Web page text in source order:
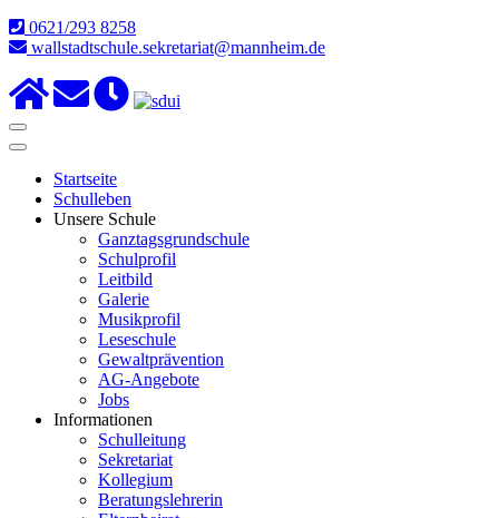
0621/293 8258
wallstadtschule.sekretariat@mannheim.de
Startseite
Schulleben
Unsere Schule
Ganztagsgrundschule
Schulprofil
Leitbild
Galerie
Musikprofil
Leseschule
Gewaltprävention
AG-Angebote
Jobs
Informationen
Schulleitung
Sekretariat
Kollegium
Beratungslehrerin